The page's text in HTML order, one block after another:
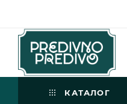
КАТАЛОГ